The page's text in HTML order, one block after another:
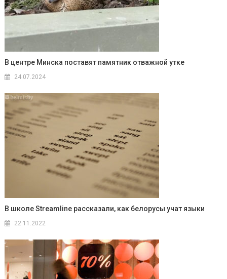
В центре Минска поставят памятник отважной утке
24.07.2024
В школе Streamline рассказали, как белорусы учат языки
22.11.2022